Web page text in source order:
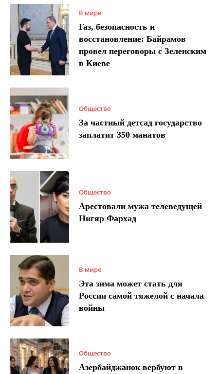
В мире
Газ, безопасность и
восстановление: Байрамов
провел переговоры с Зеленским
в Киеве
Общество
За частный детсад государство
заплатит 350 манатов
Общество
Арестовали мужа телеведущей
Нигяр Фархад
В мире
Эта зима может стать для
России самой тяжелой с начала
войны
Общество
Азербайджанок вербуют в